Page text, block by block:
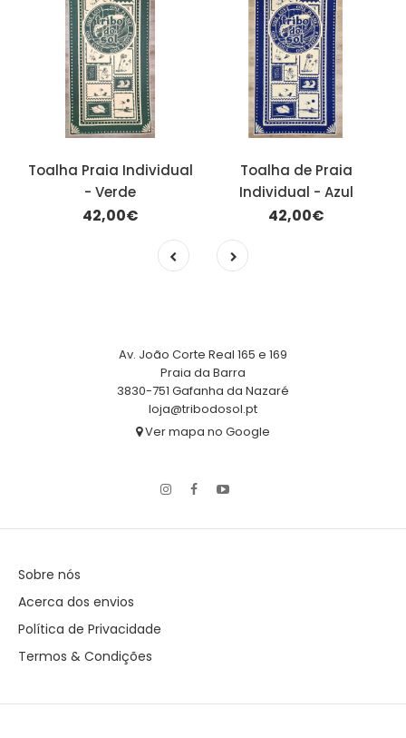
Toalha Praia Individual
- Verde
42,00€
Toalha de Praia
Individual - Azul
42,00€
Av. João Corte Real 165 e 169
Praia da Barra
3830-751 Gafanha da Nazaré
loja@tribodosol.pt
Ver mapa no Google
Sobre nós
Acerca dos envios
Política de Privacidade
Termos & Condições